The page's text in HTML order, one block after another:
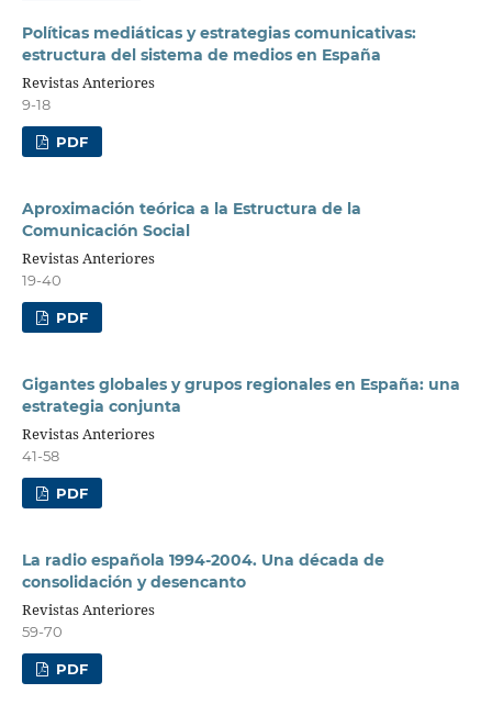
Políticas mediáticas y estrategias comunicativas:
estructura del sistema de medios en España
Revistas Anteriores
9-18
PDF
Aproximación teórica a la Estructura de la
Comunicación Social
Revistas Anteriores
19-40
PDF
Gigantes globales y grupos regionales en España: una
estrategia conjunta
Revistas Anteriores
41-58
PDF
La radio española 1994-2004. Una década de
consolidación y desencanto
Revistas Anteriores
59-70
PDF